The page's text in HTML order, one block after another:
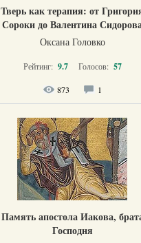
Тверь как терапия: от
Сороки до Валентина
Оксана Головко
Рейтинг: 9.7 Голосов: 57
873 1
Память апостола Иакова,
Господня